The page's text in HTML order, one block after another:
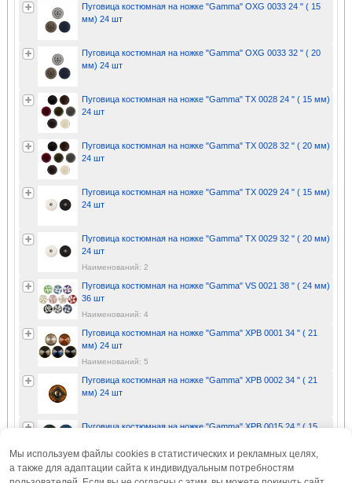
Пуговица костюмная на ножке "Gamma" OXG 0033 24 " ( 15
мм) 24 шт
Пуговица костюмная на ножке "Gamma" OXG 0033 32 " ( 20
мм) 24 шт
Пуговица костюмная на ножке "Gamma" TX 0028 24 " ( 15 мм)
24 шт
Пуговица костюмная на ножке "Gamma" TX 0028 32 " ( 20 мм)
24 шт
Пуговица костюмная на ножке "Gamma" TX 0029 24 " ( 15 мм)
24 шт
Пуговица костюмная на ножке "Gamma" TX 0029 32 " ( 20 мм)
24 шт
Наименований: 2
Пуговица костюмная на ножке "Gamma" VS 0021 38 " ( 24 мм)
36 шт
Наименований: 4
Пуговица костюмная на ножке "Gamma" XPB 0001 34 " ( 21
мм) 24 шт
Наименований: 5
Пуговица костюмная на ножке "Gamma" XPB 0002 34 " ( 21
мм) 24 шт
Пуговица костюмная на ножке "Gamma" XPB 0015 24 " ( 15
Наименований: 4
Пуговица костюмная на ножке "Gamma" XPB 0015 32 " ( 20
Мы используем файлы cookies в статистических и рекламных целях,
а также для адаптации сайта к индивидуальным потребностям